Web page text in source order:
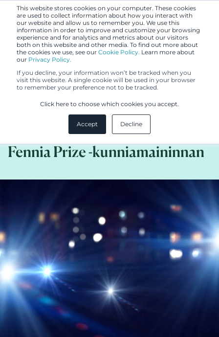
This website stores cookies on your computer. These cookies
are used to collect information about how you interact with
our website and allow us to remember you. We use this
information in order to improve and customize your browsing
experience and for analytics and metrics about our visitors
both on this website and other media. To find out more about
the cookies we use, see our Cookie Policy. Learn more about
our Privacy Policy.
If you decline, your information won’t be tracked when you
visit this website. A single cookie will be used in your browser
to remember your preference not to be tracked.
Click here to choose which cookies you accept.
Accept Decline
1.9.2020
Malliasiakkaamme HAMARI
auditorium furniture
solutionsinin malli on saanut
Fennia Prize -kunniamaininnan